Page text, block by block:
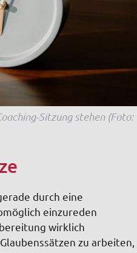
Sitzung stehen (Foto:
durch eine
einzureden
wirklich
zu arbeiten,